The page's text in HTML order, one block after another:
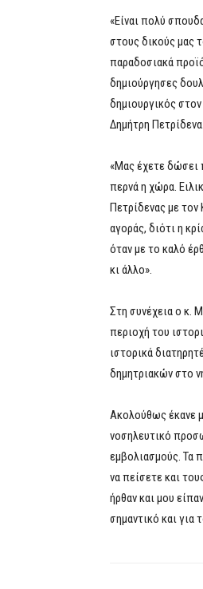
«Είναι πολύ
στους δικούς μας
παραδοσιακά
δημιούργησες
δημιουργικός
Δημήτρη Πετρίδενα.
«Μας έχετε δώσει
περνά η χώρα.
Πετρίδενας με
αγοράς, διότι η
όταν με το καλό
κι άλλο».
Στη συνέχεια ο κ.
περιοχή του
ιστορικά
δημητριακών στο
Ακολούθως έκανε
νοσηλευτικό
εμβολιασμούς. Τα
να πείσετε και
ήρθαν και μου
σημαντικό και για